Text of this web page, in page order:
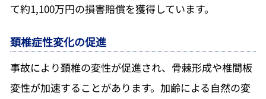
て約1,100万円の損害賠償を獲得しています。
頚椎症性変化の促進
事故により頚椎の変性が促進され、骨棘形成や椎間板
変性が加速することがあります。加齢による自然の変